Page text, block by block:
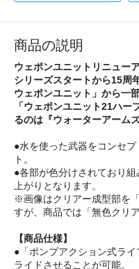
商品の説明
ウェポンユニットリニュー
シリーズスタートから15周
ウェポンユニット」から一
「ウェポンユニット21ハ
るのは『ウォーターアーム
●水を使った武器をコンセ
ト。
●各部が色分けされており
上がりとなります。
※画像はクリアー成型部を
すが、商品では「無色クリ
【商品仕様】
●「ポンプアクション式ラ
ライドさせることが可能。